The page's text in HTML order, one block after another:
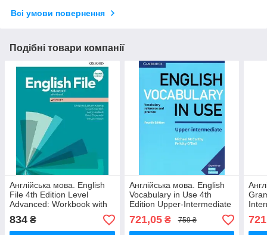
Всі умови повернення
Подібні товари компанії
Англійська мова. English
File 4th Edition Level
Advanced: Workbook with
Key
834 ₴
Англійська мова. English
Vocabulary in Use 4th
Edition Upper-Intermediate
with Answers
721,05₴ 759 ₴
and